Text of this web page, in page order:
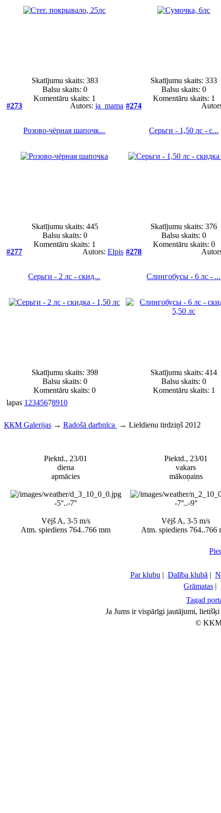
Skatījumu skaits: 383
Balsu skaits: 0
Komentāru skaits: 1
Skatījumu skaits: 333
Balsu skaits:0
Komentāru skaits: 1
#273
Autors: ja_mama
Розово-чёрная шапочк...
Skatījumu skaits: 445
Balsu skaits: 0
Komentāru skaits: 1
#274
Серьги - 1,50 лс - с...
Skatījumu skaits: 376
Balsu skaits:0
Komentāru skaits: 0
#277
Autors: Elpis
Серьги - 2 лс - скид...
Skatījumu skaits: 398
Balsu skaits: 0
Komentāru skaits: 0
#278
Слингобусы - 6 лс - ...
Skatījumu skaits: 414
Balsu skaits:0
Komentāru skaits: 1
lapas 1 2345678910
ККМ Galerijas → Radošā darbnīca → Lieldienu tirdziņš 2012
Piektd., 23/01
diena
apmācies
-5°..-7°
Vējš A, 3-5 m/s
Atm. spiediens 764..766 mm
Piektd., 23/01
vakars
mākoņains
-7°..-9°
Vējš A, 3-5 m/s
Atm. spiediens 764..766
Par klubu | Dalība klubā |
Grāmatas |
Tagad
Ja Jums ir vispārīgi jautājumi,
©